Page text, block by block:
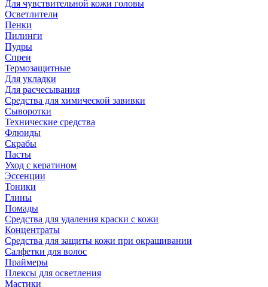
Для чувствительной кожи головы
Осветлители
Пенки
Пилинги
Пудры
Спреи
Термозащитные
Для укладки
Для расчесывания
Средства для химической завивки
Сыворотки
Технические средства
Флюиды
Скрабы
Пасты
Уход с кератином
Эссенции
Тоники
Глины
Помады
Средства для удаления краски с кожи
Концентраты
Средства для защиты кожи при окрашивании
Салфетки для волос
Праймеры
Плексы для осветления
Мастики